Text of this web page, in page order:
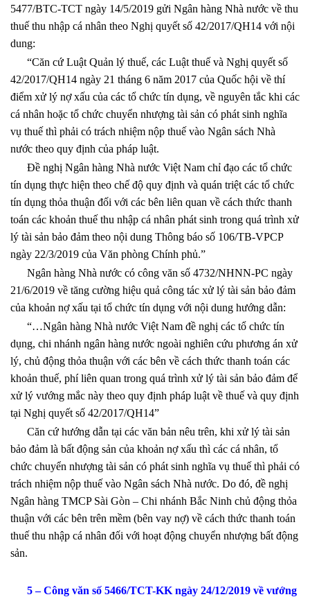
5477/BTC-TCT ngày 14/5/2019 gửi Ngân hàng Nhà nước về thu
thuế thu nhập cá nhân theo Nghị quyết số 42/2017/QH14 với nội
dung:
“Căn cứ Luật Quản lý thuế, các Luật thuế và Nghị quyết số
42/2017/QH14 ngày 21 tháng 6 năm 2017 của Quốc hội về thí
điểm xử lý nợ xấu của các tổ chức tín dụng, về nguyên tắc khi các
cá nhân hoặc tổ chức chuyển nhượng tài sản có phát sinh nghĩa
vụ thuế thì phải có trách nhiệm nộp thuế vào Ngân sách Nhà
nước theo quy định của pháp luật.
Đề nghị Ngân hàng Nhà nước Việt Nam chỉ đạo các tổ chức
tín dụng thực hiện theo chế độ quy định và quán triệt các tổ chức
tín dụng thỏa thuận đối với các bên liên quan về cách thức thanh
toán các khoản thuế thu nhập cá nhân phát sinh trong quá trình xử
lý tài sản bảo đảm theo nội dung Thông báo số 106/TB-VPCP
ngày 22/3/2019 của Văn phòng Chính phủ.”
Ngân hàng Nhà nước có công văn số 4732/NHNN-PC ngày
21/6/2019 về tăng cường hiệu quả công tác xử lý tài sản bảo đảm
của khoản nợ xấu tại tổ chức tín dụng với nội dung hướng dẫn:
“…Ngân hàng Nhà nước Việt Nam đề nghị các tổ chức tín
dụng, chi nhánh ngân hàng nước ngoài nghiên cứu phương án xử
lý, chủ động thỏa thuận với các bên về cách thức thanh toán các
khoản thuế, phí liên quan trong quá trình xử lý tài sản bảo đảm để
xử lý vướng mắc này theo quy định pháp luật về thuế và quy định
tại Nghị quyết số 42/2017/QH14”
Căn cứ hướng dẫn tại các văn bản nêu trên, khi xử lý tài sản
bảo đảm là bất động sản của khoản nợ xấu thì các cá nhân, tổ
chức chuyển nhượng tài sản có phát sinh nghĩa vụ thuế thì phải có
trách nhiệm nộp thuế vào Ngân sách Nhà nước. Do đó, đề nghị
Ngân hàng TMCP Sài Gòn – Chi nhánh Bắc Ninh chủ động thỏa
thuận với các bên trên mềm (bên vay nợ) về cách thức thanh toán
thuế thu nhập cá nhân đối với hoạt động chuyển nhượng bất động
sản.
5 – Công văn số 5466/TCT-KK ngày 24/12/2019 về vướng